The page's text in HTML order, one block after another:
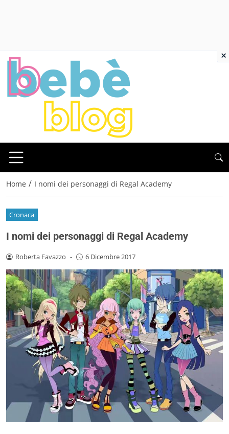
Home / I nomi dei personaggi di Regal Academy
Cronaca
I nomi dei personaggi di Regal Academy
Roberta Favazzo - 6 Dicembre 2017
×